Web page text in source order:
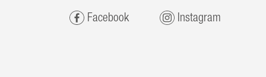
Facebook Instagram